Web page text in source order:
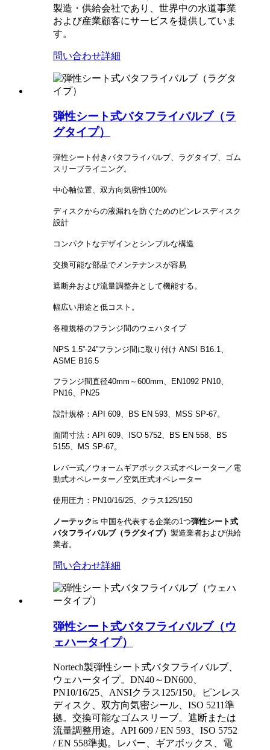
製造・供給会社であり、世界中の水道事業
および産業顧客にサービスを提供していま
す。
問い合わせ詳細
弾性シート式バタフライバルブ（ラ
グタイプ）
弾性シート付きバタフライバルブ、ラグタイプ、ゴム
スリーブライニング。
中心軸位置、双方向気密性100%
ディスクからの液漏れを防ぐためのピンレスディスク
設計
コンパクトなデザインとシンプルな構造
交換可能な部品でメンテナンスが容易
遮断弁および流量調整弁として機能する。
幅広い用途と低コスト。
各種規格のフランジ間のウェハタイプ
NPS 1.5”-24”フランジ間に取り付け ANSI B16.1、
ASME B16.5
フランジ間直径40mm～600mm、EN1092 PN10、
PN16、PN25
設計規格：API 609、BS EN 593、MSS SP-67。
面間寸法：API 609、ISO 5752、BS EN 558、BS
5155、MS SP-67。
レバー式／ウォームギアボックス式オペレーター／電
動式オペレーター／空気圧式オペレーター
使用圧力：PN10/16/25、クラス125/150
ノーテックis 中国を代表する企業の1つ弾性シート式
バタフライバルブ（ラグタイプ） 製造業者および供給
業者。
問い合わせ詳細
弾性シート式バタフライバルブ（ウ
ェハータイプ）
Nortech製弾性シート式バタフライバルブ、
ウェハータイプ。DN40～DN600、
PN10/16/25、ANSIクラス125/150。ピンレス
ディスク、双方向気密シール、ISO 5211準
拠。交換可能なゴムスリーブ。遮断または
流量調整用途。API 609 / EN 593、ISO 5752
/ EN 558準拠。レバー、ギアボックス、電